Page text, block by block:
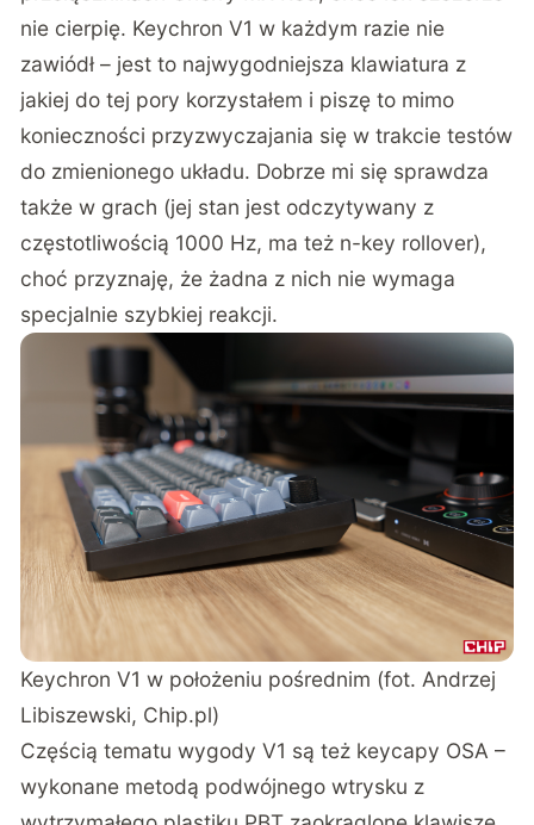
nie cierpię. Keychron V1 w każdym razie nie
zawiódł – jest to najwygodniejsza klawiatura z
jakiej do tej pory korzystałem i piszę to mimo
konieczności przyzwyczajania się w trakcie testów
do zmienionego układu. Dobrze mi się sprawdza
także w grach (jej stan jest odczytywany z
częstotliwością 1000 Hz, ma też n-key rollover),
choć przyznaję, że żadna z nich nie wymaga
specjalnie szybkiej reakcji.
Keychron V1 w położeniu pośrednim (fot. Andrzej
Libiszewski, Chip.pl)
Częścią tematu wygody V1 są też keycapy OSA –
wykonane metodą podwójnego wtrysku z